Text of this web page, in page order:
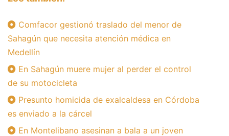
Comfacor gestionó traslado del menor de
Sahagún que necesita atención médica en
Medellín
En Sahagún muere mujer al perder el control
de su motocicleta
Presunto homicida de exalcaldesa en Córdoba
es enviado a la cárcel
En Montelibano asesinan a bala a un joven